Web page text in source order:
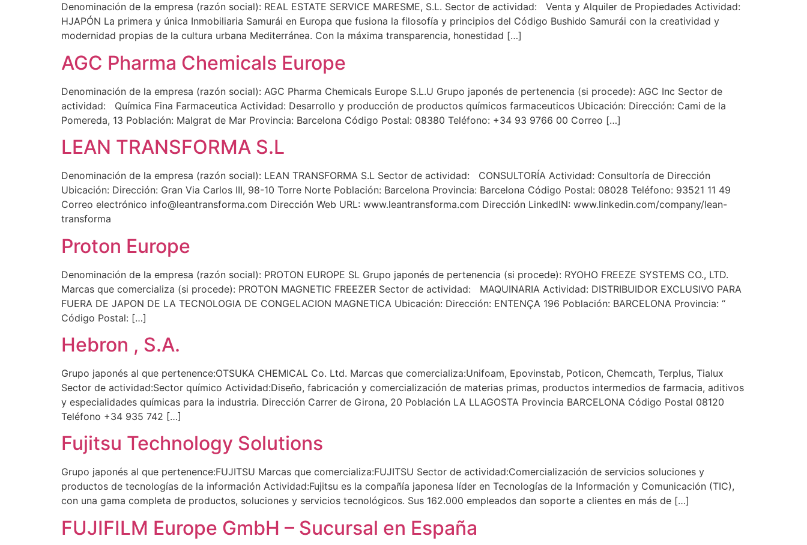
Denominación de la empresa (razón social): REAL ESTATE SERVICE MARESME, S.L. Sector de actividad: Venta y Alquiler de Propiedades Actividad:
HJAPÓN La primera y única Inmobiliaria Samurái en Europa que fusiona la filosofía y principios del Código Bushido Samurái con la creatividad y
modernidad propias de la cultura urbana Mediterránea. Con la máxima transparencia, honestidad […]
AGC Pharma Chemicals Europe
Denominación de la empresa (razón social): AGC Pharma Chemicals Europe S.L.U Grupo japonés de pertenencia (si procede): AGC Inc Sector de
actividad: Química Fina Farmaceutica Actividad: Desarrollo y producción de productos químicos farmaceuticos Ubicación: Dirección: Cami de la
Pomereda, 13 Población: Malgrat de Mar Provincia: Barcelona Código Postal: 08380 Teléfono: +34 93 9766 00 Correo […]
LEAN TRANSFORMA S.L
Denominación de la empresa (razón social): LEAN TRANSFORMA S.L Sector de actividad: CONSULTORÍA Actividad: Consultoría de Dirección
Ubicación: Dirección: Gran Via Carlos III, 98-10 Torre Norte Población: Barcelona Provincia: Barcelona Código Postal: 08028 Teléfono: 93521 11 49
Correo electrónico info@leantransforma.com Dirección Web URL: www.leantransforma.com Dirección LinkedIN: www.linkedin.com/company/lean-
transforma
Proton Europe
Denominación de la empresa (razón social): PROTON EUROPE SL Grupo japonés de pertenencia (si procede): RYOHO FREEZE SYSTEMS CO., LTD.
Marcas que comercializa (si procede): PROTON MAGNETIC FREEZER Sector de actividad: MAQUINARIA Actividad: DISTRIBUIDOR EXCLUSIVO PARA
FUERA DE JAPON DE LA TECNOLOGIA DE CONGELACION MAGNETICA Ubicación: Dirección: ENTENÇA 196 Población: BARCELONA Provincia: “
Código Postal: […]
Hebron , S.A.
Grupo japonés al que pertenence:OTSUKA CHEMICAL Co. Ltd. Marcas que comercializa:Unifoam, Epovinstab, Poticon, Chemcath, Terplus, Tialux
Sector de actividad:Sector químico Actividad:Diseño, fabricación y comercialización de materias primas, productos intermedios de farmacia, aditivos
y especialidades químicas para la industria. Dirección Carrer de Girona, 20 Población LA LLAGOSTA Provincia BARCELONA Código Postal 08120
Teléfono +34 935 742 […]
Fujitsu Technology Solutions
Grupo japonés al que pertenence:FUJITSU Marcas que comercializa:FUJITSU Sector de actividad:Comercialización de servicios soluciones y
productos de tecnologías de la información Actividad:Fujitsu es la compañía japonesa líder en Tecnologías de la Información y Comunicación (TIC),
con una gama completa de productos, soluciones y servicios tecnológicos. Sus 162.000 empleados dan soporte a clientes en más de […]
FUJIFILM Europe GmbH – Sucursal en España